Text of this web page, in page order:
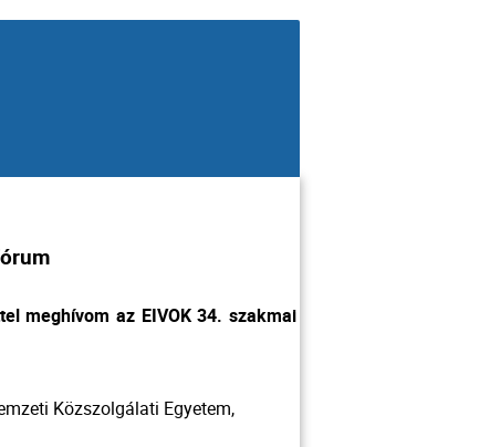
meghívom az EIVOK 34. szakmai
Közszolgálati Egyetem,